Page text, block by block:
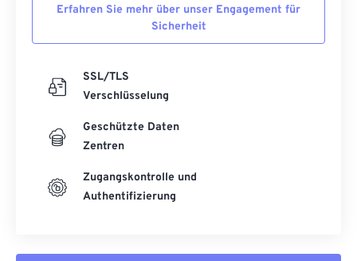
Erfahren Sie mehr über unser Engagement für
Sicherheit
SSL/TLS
Verschlüsselung
Geschützte Daten
Zentren
Zugangskontrolle und
Authentifizierung